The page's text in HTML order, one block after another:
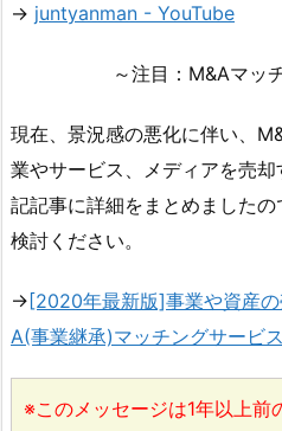
→ juntyanman - YouTube
～注目：M&Aマッ
現在、景況感の悪化に伴い、
業やサービス、メディアを売
記記事に詳細をまとめました
検討ください。
→[2020年最新版]事業や資産
A(事業継承)マッチングサービ
※このメッセージは1年以上前